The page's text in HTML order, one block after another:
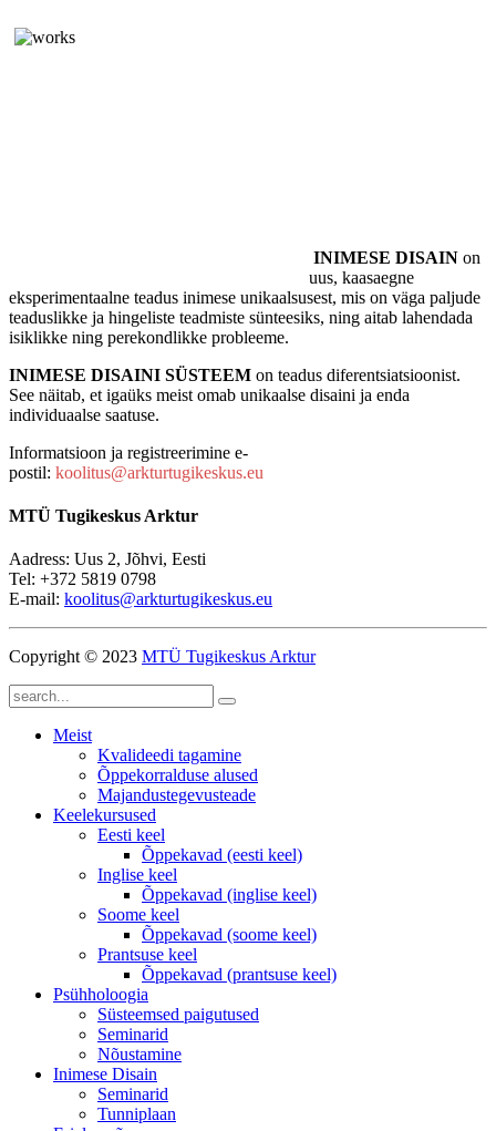
INIMESE DISAIN on
uus, kaasaegne
eksperimentaalne teadus inimese unikaalsusest, mis on väga paljude
teaduslikke ja hingeliste teadmiste sünteesiks, ning aitab lahendada
isiklikke ning perekondlikke probleeme.
INIMESE DISAINI SÜSTEEM on teadus diferentsiatsioonist.
See näitab, et igaüks meist omab unikaalse disaini ja enda
individuaalse saatuse.
Informatsioon ja registreerimine e-
postil: koolitus@arkturtugikeskus.eu
MTÜ Tugikeskus Arktur
Aadress: Uus 2, Jõhvi, Eesti
Tel: +372 5819 0798
E-mail: koolitus@arkturtugikeskus.eu
Copyright © 2023 MTÜ Tugikeskus Arktur
Meist
Kvalideedi tagamine
Õppekorralduse alused
Majandustegevusteade
Keelekursused
Eesti keel
Õppekavad (eesti keel)
Inglise keel
Õppekavad (inglise keel)
Soome keel
Õppekavad (soome keel)
Prantsuse keel
Õppekavad (prantsuse keel)
Psühholoogia
Süsteemsed paigutused
Seminarid
Nõustamine
Inimese Disain
Seminarid
Tunniplaan